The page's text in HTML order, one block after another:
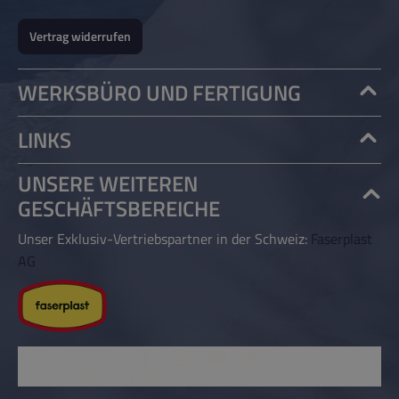
Vertrag widerrufen
WERKSBÜRO UND FERTIGUNG
LINKS
UNSERE WEITEREN
GESCHÄFTSBEREICHE
Unser Exklusiv-Vertriebspartner in der Schweiz: Faserplast
AG